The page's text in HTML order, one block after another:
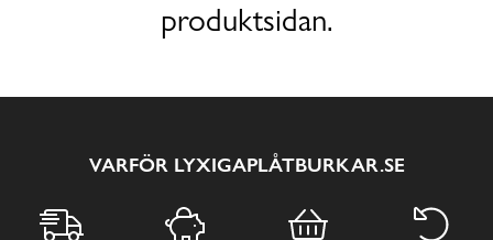
produktsidan.
VARFÖR LYXIGAPLÅTBURKAR.SE